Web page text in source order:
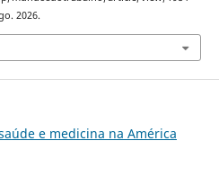
2026.
e medicina na América